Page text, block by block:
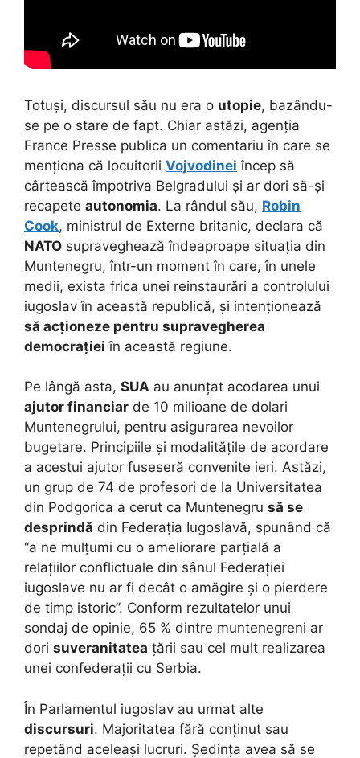
Totuși, discursul său nu era o utopie, bazându-
se pe o stare de fapt. Chiar astăzi, agenția
France Presse publica un comentariu în care se
menționa că locuitorii Vojvodinei încep să
cârtească împotriva Belgradului și ar dori să-și
recapete autonomia. La rândul său, Robin
Cook, ministrul de Externe britanic, declara că
NATO supraveghează îndeaproape situația din
Muntenegru, într-un moment în care, în unele
medii, exista frica unei reinstaurări a controlului
iugoslav în această republică, și intenționează
să acționeze pentru supravegherea
democrației în această regiune.
Pe lângă asta, SUA au anunțat acodarea unui
ajutor financiar de 10 milioane de dolari
Muntenegrului, pentru asigurarea nevoilor
bugetare. Principiile și modalitățile de acordare
a acestui ajutor fuseseră convenite ieri. Astăzi,
un grup de 74 de profesori de la Universitatea
din Podgorica a cerut ca Muntenegru să se
desprindă din Federația Iugoslavă, spunând că
“a ne mulțumi cu o ameliorare parțială a
relațiilor conflictuale din sânul Federației
iugoslave nu ar fi decât o amăgire și o pierdere
de timp istoric”. Conform rezultatelor unui
sondaj de opinie, 65 % dintre muntenegreni ar
dori suveranitatea țării sau cel mult realizarea
unei confederații cu Serbia.
În Parlamentul iugoslav au urmat alte
discursuri. Majoritatea fără conținut sau
repetând aceleași lucruri. Ședința avea să se